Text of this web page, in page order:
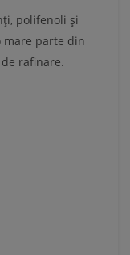
polifenoli și
mare parte din
rafinare.